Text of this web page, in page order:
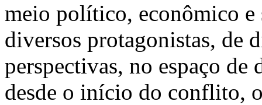
meio político, econômico
diversos protagonistas, de
perspectivas, no espaço
desde o início do conflito,